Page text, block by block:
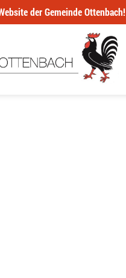
der Gemeinde Ottenbach!